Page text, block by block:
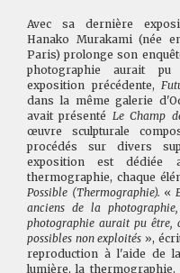
Avec sa dernière
Hanako Murakami (née
Paris) prolonge son
photographie aurait
exposition précédente,
dans la même galerie
avait présenté Le Champ
œuvre sculpturale
procédés sur divers
exposition est dédiée
thermographie, chaque
Possible (Thermographie). «
anciens de la
photographie aurait pu être,
possibles non exploités »,
reproduction à l'aide de
lumière, la